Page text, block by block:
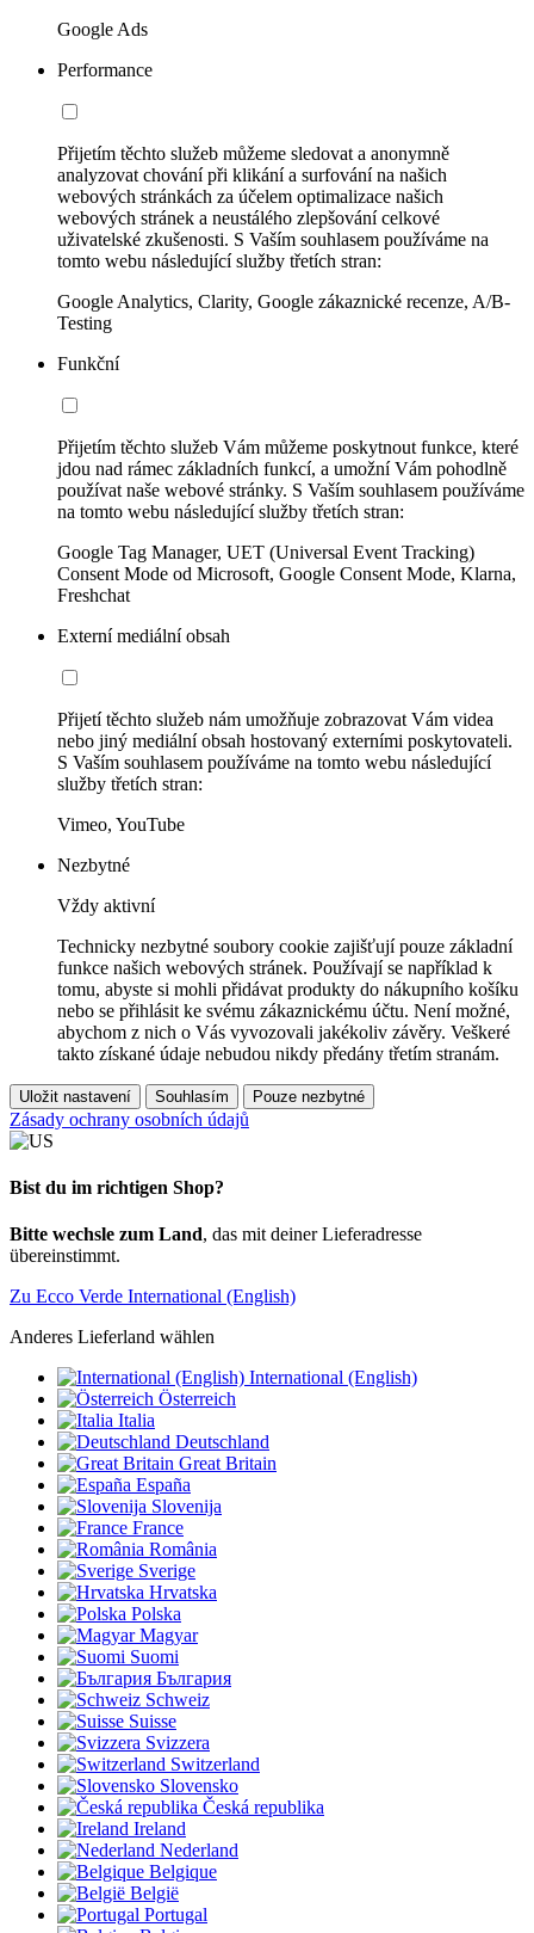
Google Ads
Performance
Přijetím těchto služeb můžeme sledovat a anonymně
analyzovat chování při klikání a surfování na našich
webových stránkách za účelem optimalizace našich
webových stránek a neustálého zlepšování celkové
uživatelské zkušenosti. S Vaším souhlasem používáme na
tomto webu následující služby třetích stran:
Google Analytics, Clarity, Google zákaznické recenze, A/B-
Testing
Funkční
Přijetím těchto služeb Vám můžeme poskytnout funkce, které
jdou nad rámec základních funkcí, a umožní Vám pohodlně
používat naše webové stránky. S Vaším souhlasem používáme
na tomto webu následující služby třetích stran:
Google Tag Manager, UET (Universal Event Tracking)
Consent Mode od Microsoft, Google Consent Mode, Klarna,
Freshchat
Externí mediální obsah
Přijetí těchto služeb nám umožňuje zobrazovat Vám videa
nebo jiný mediální obsah hostovaný externími poskytovateli.
S Vaším souhlasem používáme na tomto webu následující
služby třetích stran:
Vimeo, YouTube
Nezbytné
Vždy aktivní
Technicky nezbytné soubory cookie zajišťují pouze základní
funkce našich webových stránek. Používají se například k
tomu, abyste si mohli přidávat produkty do nákupního košíku
nebo se přihlásit ke svému zákaznickému účtu. Není možné,
abychom z nich o Vás vyvozovali jakékoliv závěry. Veškeré
takto získané údaje nebudou nikdy předány třetím stranám.
Uložit nastavení Souhlasím Pouze nezbytné
Zásady ochrany osobních údajů
Bist du im richtigen Shop?
Bitte wechsle zum Land, das mit deiner Lieferadresse
übereinstimmt.
Zu Ecco Verde International (English)
Anderes Lieferland wählen
International (English)
Österreich
Italia
Deutschland
Great Britain
España
Slovenija
France
România
Sverige
Hrvatska
Polska
Magyar
Suomi
България
Schweiz
Suisse
Svizzera
Switzerland
Slovensko
Česká republika
Ireland
Nederland
Belgique
België
Portugal